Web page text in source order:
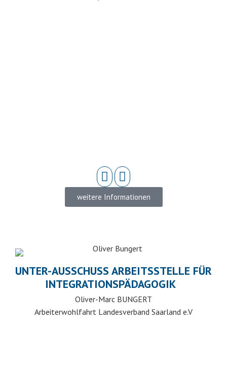
weitere Informationen
UNTER-AUSSCHUSS ARBEITSSTELLE FÜR
INTEGRATIONSPÄDAGOGIK
Oliver-Marc BUNGERT
Arbeiterwohlfahrt Landesverband Saarland e.V